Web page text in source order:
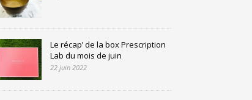
Le récap’ de la box Prescription
Lab du mois de juin
22 juin 2022